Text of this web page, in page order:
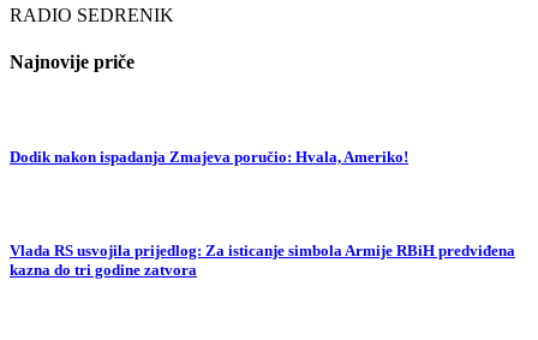
RADIO SEDRENIK
Najnovije priče
Dodik nakon ispadanja Zmajeva poručio: Hvala, Ameriko!
Vlada RS usvojila prijedlog: Za isticanje simbola Armije RBiH predviđena
kazna do tri godine zatvora